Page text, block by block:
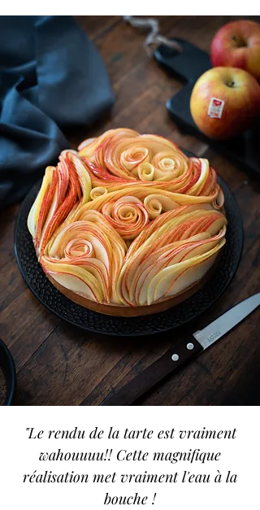
"Le rendu de la tarte est vraiment
wahouuuu!! Cette magnifique
réalisation met vraiment l'eau à la
bouche !